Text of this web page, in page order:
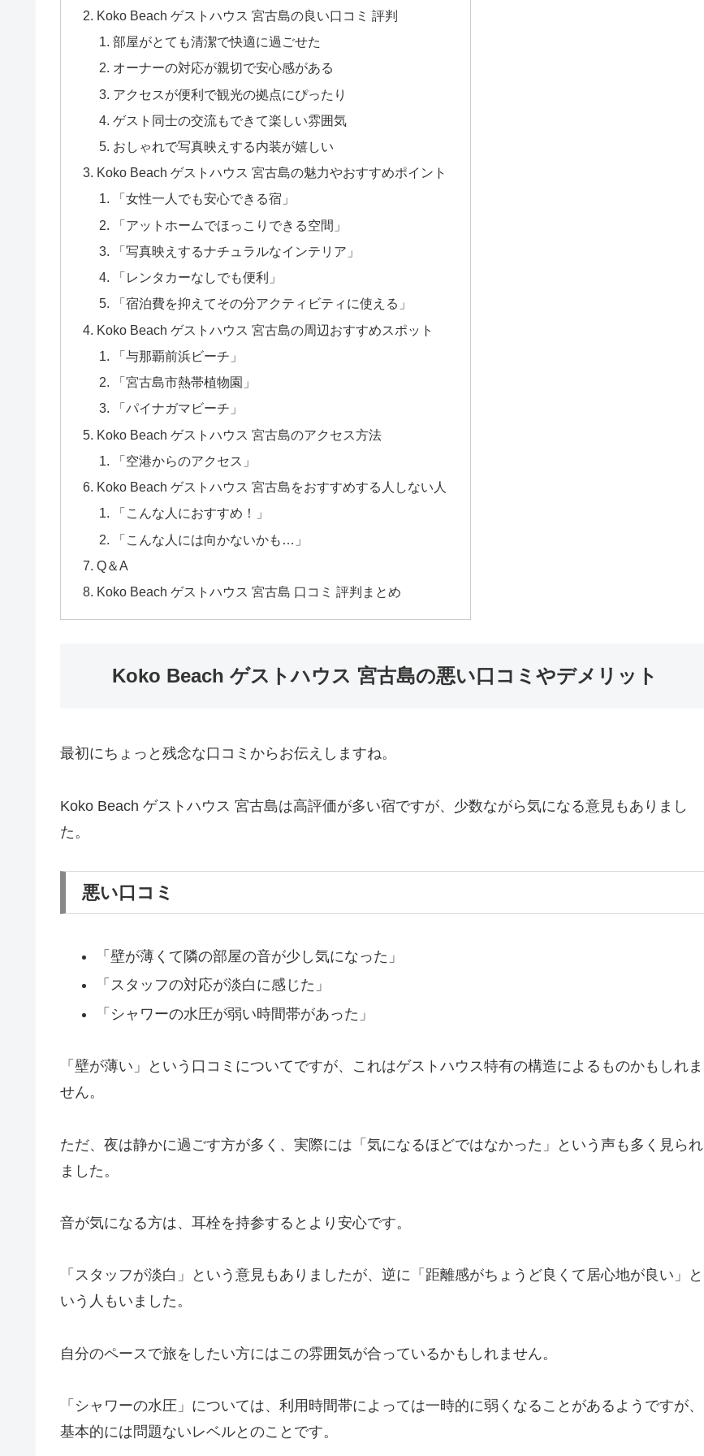
Koko Beach ゲストハウス 宮古島の良い口コミ 評判
部屋がとても清潔で快適に過ごせた
オーナーの対応が親切で安心感がある
アクセスが便利で観光の拠点にぴったり
ゲスト同士の交流もできて楽しい雰囲気
おしゃれで写真映えする内装が嬉しい
Koko Beach ゲストハウス 宮古島の魅力やおすすめポイント
「女性一人でも安心できる宿」
「アットホームでほっこりできる空間」
「写真映えするナチュラルなインテリア」
「レンタカーなしでも便利」
「宿泊費を抑えてその分アクティビティに使える」
Koko Beach ゲストハウス 宮古島の周辺おすすめスポット
「与那覇前浜ビーチ」
「宮古島市熱帯植物園」
「パイナガマビーチ」
Koko Beach ゲストハウス 宮古島のアクセス方法
「空港からのアクセス」
Koko Beach ゲストハウス 宮古島をおすすめする人しない人
「こんな人におすすめ！」
「こんな人には向かないかも…」
Q＆A
Koko Beach ゲストハウス 宮古島 口コミ 評判まとめ
Koko Beach ゲストハウス 宮古島の悪い口コミやデメリット
最初にちょっと残念な口コミからお伝えしますね。
Koko Beach ゲストハウス 宮古島は高評価が多い宿ですが、少数ながら気になる意見もありまし
た。
悪い口コミ
「壁が薄くて隣の部屋の音が少し気になった」
「スタッフの対応が淡白に感じた」
「シャワーの水圧が弱い時間帯があった」
「壁が薄い」という口コミについてですが、これはゲストハウス特有の構造によるものかもしれま
せん。
ただ、夜は静かに過ごす方が多く、実際には「気になるほどではなかった」という声も多く見られ
ました。
音が気になる方は、耳栓を持参するとより安心です。
「スタッフが淡白」という意見もありましたが、逆に「距離感がちょうど良くて居心地が良い」と
いう人もいました。
自分のペースで旅をしたい方にはこの雰囲気が合っているかもしれません。
「シャワーの水圧」については、利用時間帯によっては一時的に弱くなることがあるようですが、
基本的には問題ないレベルとのことです。